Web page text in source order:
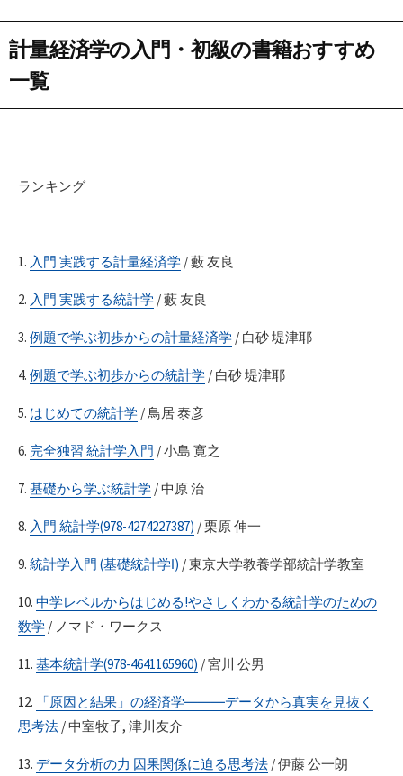
計量経済学の入門・初級の書籍おすすめ
一覧
ランキング
1. 入門 実践する計量経済学 / 藪 友良
2. 入門 実践する統計学 / 藪 友良
3. 例題で学ぶ初歩からの計量経済学 / 白砂 堤津耶
4. 例題で学ぶ初歩からの統計学 / 白砂 堤津耶
5. はじめての統計学 / 鳥居 泰彦
6. 完全独習 統計学入門 / 小島 寛之
7. 基礎から学ぶ統計学 / 中原 治
8. 入門 統計学(978-4274227387) / 栗原 伸一
9. 統計学入門 (基礎統計学Ⅰ) / 東京大学教養学部統計学教室
10. 中学レベルからはじめる!やさしくわかる統計学のための
数学 / ノマド・ワークス
11. 基本統計学(978-4641165960) / 宮川 公男
12.
「原因と結果」の経済学―――データから真実を見抜く
思考法 / 中室牧子, 津川友介
13. データ分析の力 因果関係に迫る思考法 / 伊藤 公一朗